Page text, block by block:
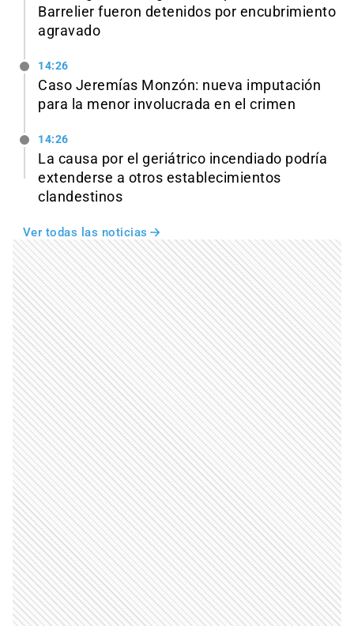
Barrelier fueron detenidos por encubrimiento
agravado
14:26
Caso Jeremías Monzón: nueva imputación
para la menor involucrada en el crimen
14:26
La causa por el geriátrico incendiado podría
extenderse a otros establecimientos
clandestinos
Ver todas las noticias